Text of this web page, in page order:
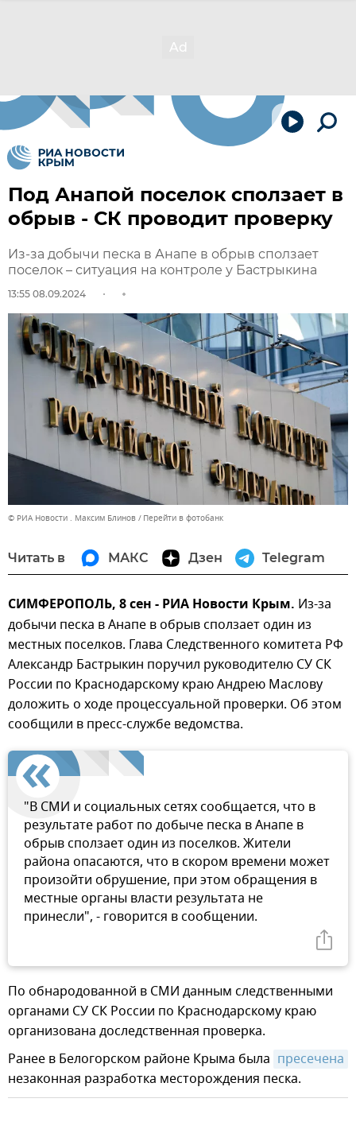
Под Анапой поселок сползает в
обрыв - СК проводит проверку
Из-за добычи песка в Анапе в обрыв сползает
поселок – ситуация на контроле у Бастрыкина
13:55 08.09.2024
© РИА Новости . Максим Блинов Перейти в фотобанк
Читать в МАКС Дзен Telegram
СИМФЕРОПОЛЬ, 8 сен - РИА Новости Крым. Из-за
добычи песка в Анапе в обрыв сползает один из
местных поселков. Глава Следственного комитета РФ
Александр Бастрыкин поручил руководителю СУ СК
России по Краснодарскому краю Андрею Маслову
доложить о ходе процессуальной проверки. Об этом
сообщили в пресс-службе ведомства.
"В СМИ и социальных сетях сообщается, что в
результате работ по добыче песка в Анапе в
обрыв сползает один из поселков. Жители
района опасаются, что в скором времени может
произойти обрушение, при этом обращения в
местные органы власти результата не
принесли", - говорится в сообщении.
По обнародованной в СМИ данным следственными
органами СУ СК России по Краснодарскому краю
организована доследственная проверка.
Ранее в Белогорском районе Крыма была пресечена
незаконная разработка месторождения песка.